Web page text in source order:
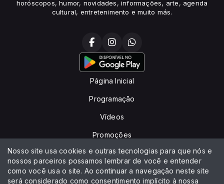
horóscopos, humor, novidades, informações, arte, agenda
cultural, entretenimento e muito más.
Página Inicial
Programação
Vídeos
Promoções
Locutores
Contato
Nosso site usa cookies e outras tecnologias para que nós e
nossos parceiros possamos lembrar de você e entender
como você usa o site. Ao continuar a navegação neste site
será considerado como consentimento implícito à nossa